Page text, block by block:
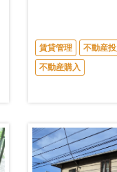
賃貸管理 不動産
不動産購入